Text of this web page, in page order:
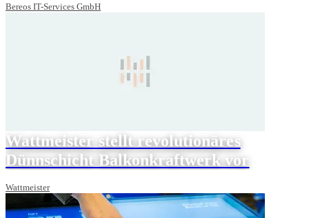
Bereos IT-Services GmbH
Wattmeister stellt revolutionäres
Dünnschicht Balkonkraftwerk vor
Wattmeister